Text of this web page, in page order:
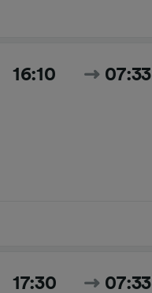
16:10 07:33
17:30 07:33